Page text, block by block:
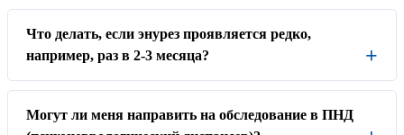
Что делать, если энурез проявляется редко,
например, раз в 2-3 месяца?
Могут ли меня направить на обследование в ПНД